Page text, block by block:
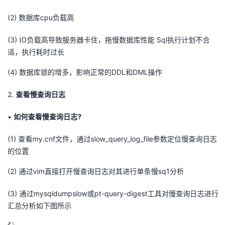
(2) 数据库cpu负载高
(3) IO负载高导致服务器卡住，拖慢数据库性能 Sql执行计划不合
适，执行耗时过长
(4) 数据库锁的增多，影响正常的DDL和DML操作
2. 查看慢查询日志
• 如何查看慢查询日志?
(1) 查看my.cnf文件，通过slow_query_log_file参数定位慢查询日志
的位置
(2) 通过vim直接打开慢查询日志对其进行单条慢sq1分析
(3) 通过mysqldumpslow或pt-query-digest工具对慢查询日志进行
汇总分析如下图所示